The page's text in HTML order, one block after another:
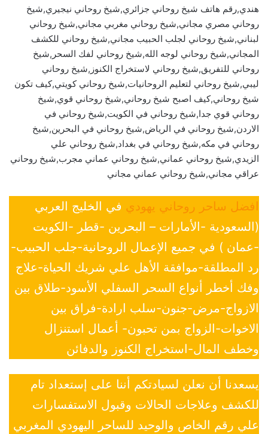
هندي,رقم هاتف شيخ روحاني جزائري,شيخ روحاني نيجيري,شيخ
روحاني مصري مجاني,شيخ روحاني مغربي مجاني,شيخ روحاني
لبناني,شيخ روحاني لجلب الحبيب مجاني,شيخ روحاني للكشف
المجاني,شيخ روحاني لوجه الله,شيخ روحاني لفك السحر,شيخ
روحاني للتفريق,شيخ روحاني لاستخراج الكنوز,شيخ روحاني
ليبي,شيخ روحاني لتعليم الروحانيات,شيخ روحاني كويتي,كيف تكون
شيخ روحاني,كيف اصبح شيخ روحاني,شيخ روحاني قوي,شيخ
روحاني قوي جدا,شيخ روحاني في الكويت,شيخ روحاني في
الاردن,شيخ روحاني في الرياض,شيخ روحاني في البحرين,شيخ
روحاني في مكه,شيخ روحاني في بغداد,شيخ روحاني علي
الزيدي,شيخ روحاني عماني,شيخ روحاني عماني مجرب,شيخ روحاني
عراقي مجاني,شيخ روحاني عماني مجاني
افضل ساحر روحاني يهودي في الخليج العربي
(السعودية -الأمارات – البحرين -قطر -الكويت
-عمان ) في جميع الإعمال الروحانية-جلب الحبيب-
رد المطلقة-موافقة الأهل علي شريك الحياة-علاج
وفك أخطر أنواع السحر السفلي الأسود-طلاق بين
الازواج-مرض-جنون-سلب ارادة-فراق بين
الاخوات-الزواج بمن تحبون- أعمال استنزال
وخطف المال-استخراج الكنوز والدفائن
يسعدنا أن نعلن لسيادتكم أننا على إستعداد تام
للكشف وعلاجات الحالات وقبول الاستفسارات
علي رقم الخاص والوحيد للساحر اليهودي المغربي